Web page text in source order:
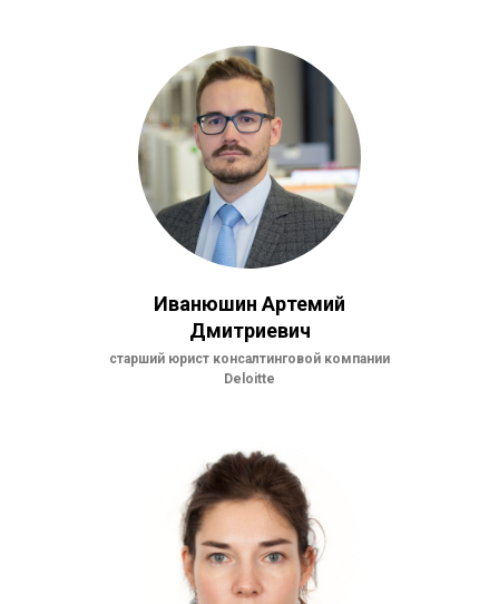
Иванюшин Артемий
Дмитриевич
старший юрист консалтинговой компании
Deloitte